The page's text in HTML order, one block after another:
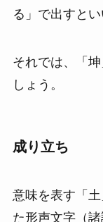
る」で出すとい
それでは、「
しょう。
成り立ち
意味を表す「
た形声文字（諸